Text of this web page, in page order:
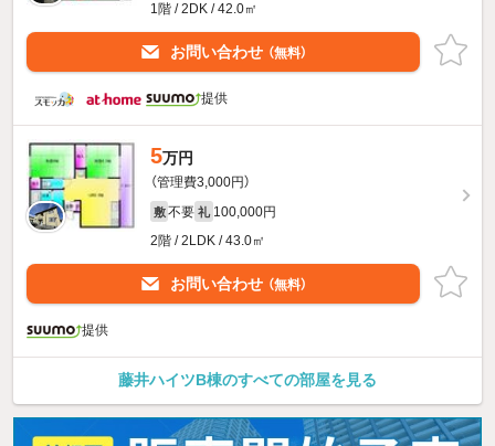
1階 / 2DK / 42.0㎡
お問い合わせ （無料）
提供
5万円
（管理費3,000円）
敷 不要 礼 100,000円
2階 / 2LDK / 43.0㎡
お問い合わせ （無料）
提供
藤井ハイツB棟のすべての部屋を見る